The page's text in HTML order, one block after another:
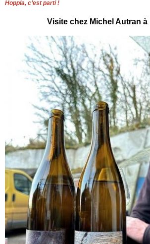
Hoppla, c’est parti !
Visite chez Michel Autran à